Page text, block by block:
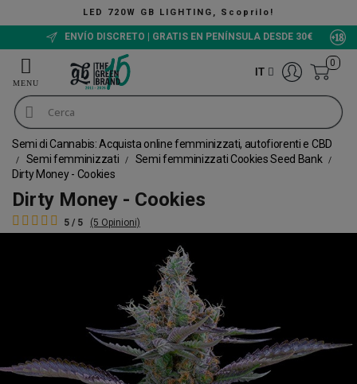
Scoprilo!
ENVÍO DISCRETO | GRATIS EN PENÍNSULA DESDE 30€
IT
0
Semi di Cannabis: Acquista online femminizzati, autofiorenti e CBD
Semi femminizzati
Semi femminizzati Cookies Seed Bank
Dirty Money - Cookies
Dirty Money - Cookies
5 / 5 (5 Opinioni)